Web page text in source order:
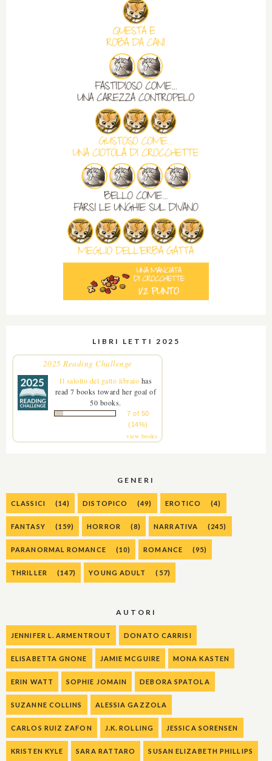
LIBRI LETTI 2025
2025 Reading Challenge
Il salotto del gatto libraio has
read 7 books toward her goal of
50 books.
7 of 50
(14%)
view books
GENERI
CLASSICI (14) DISTOPICO (49) EROTICO (4)
FANTASY (159) HORROR (8) NARRATIVA (245)
PARANORMAL ROMANCE (10) ROMANCE (95)
THRILLER (147) YOUNG ADULT (57)
AUTORI
JENNIFER L. ARMENTROUT DONATO CARRISI
ELISABETTA GNONE JAMIE MCGUIRE MONA KASTEN
ERIN WATT SOPHIE JOMAIN DEBORA SPATOLA
SUZANNE COLLINS ALESSIA GAZZOLA
CARLOS RUIZ ZAFON J.K. ROLLING JESSICA SORENSEN
KRISTEN KYLE SARA RATTARO SUSAN ELIZABETH PHILLIPS